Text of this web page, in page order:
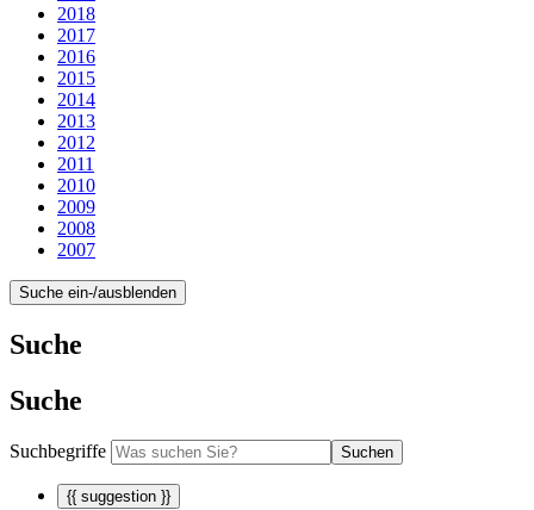
2018
2017
2016
2015
2014
2013
2012
2011
2010
2009
2008
2007
Suche ein-/ausblenden
Suche
Suche
Suchbegriffe Suchen
{{ suggestion }}